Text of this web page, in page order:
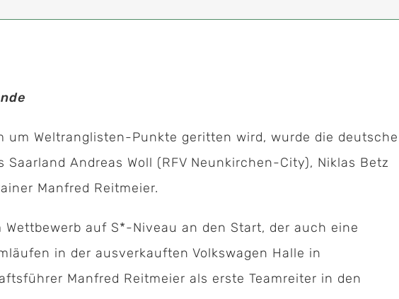
um Weltranglisten-Punkte geritten wird, wurde die deutsche
Andreas Woll (RFV Neunkirchen-City), Niklas Betz
Manfred Reitmeier.
auf S*-Niveau an den Start, der auch eine
in der ausverkauften Volkswagen Halle in
Manfred Reitmeier als erste Teamreiter in den